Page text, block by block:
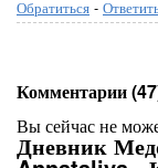
Обратиться -
Комментарии
Вы сейчас не
Дневник